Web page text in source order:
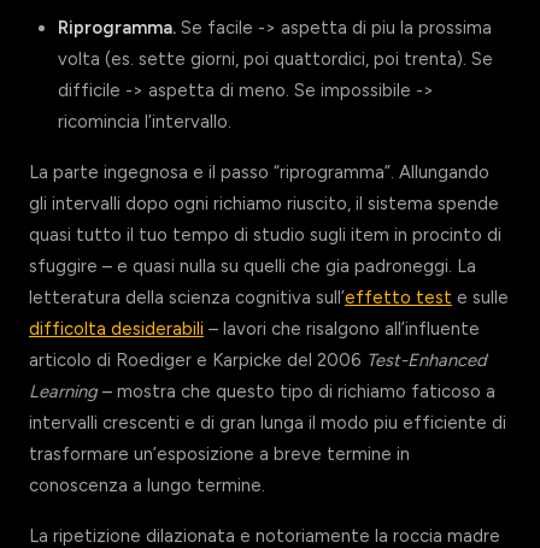
Riprogramma. Se facile -> aspetta di piu la prossima
volta (es. sette giorni, poi quattordici, poi trenta). Se
difficile -> aspetta di meno. Se impossibile ->
ricomincia l’intervallo.
La parte ingegnosa e il passo “riprogramma”. Allungando
gli intervalli dopo ogni richiamo riuscito, il sistema spende
quasi tutto il tuo tempo di studio sugli item in procinto di
sfuggire – e quasi nulla su quelli che gia padroneggi. La
letteratura della scienza cognitiva sull’effetto test e sulle
difficolta desiderabili – lavori che risalgono all’influente
articolo di Roediger e Karpicke del 2006 Test-Enhanced
Learning– mostra che questo tipo di richiamo faticoso a
intervalli crescenti e di gran lunga il modo piu efficiente di
trasformare un’esposizione a breve termine in
conoscenza a lungo termine.
La ripetizione dilazionata e notoriamente la roccia madre